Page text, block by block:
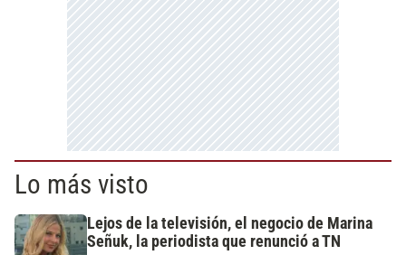
Lo más visto
Lejos de la televisión, el negocio de Marina
Señuk, la periodista que renunció a TN